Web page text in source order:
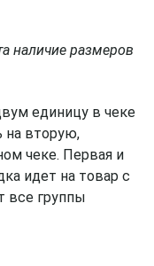
наличие размеров
единицу в чеке
на вторую,
чеке. Первая и
идет на товар с
все группы